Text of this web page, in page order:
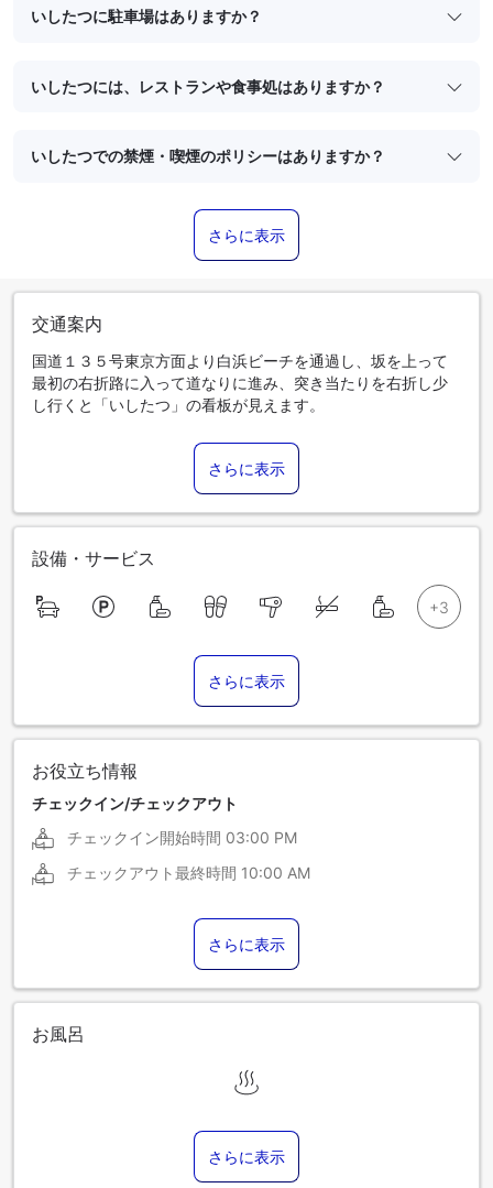
いしたつに駐車場はありますか？
いしたつには、レストランや食事処はありますか？
いしたつでの禁煙・喫煙のポリシーはありますか？
さらに表示
交通案内
国道１３５号東京方面より白浜ビーチを通過し、坂を上って
最初の右折路に入って道なりに進み、突き当たりを右折し少
し行くと「いしたつ」の看板が見えます。
さらに表示
設備・サービス
さらに表示
お役立ち情報
チェックイン/チェックアウト
チェックイン開始時間 03:00 PM
チェックアウト最終時間 10:00 AM
さらに表示
お風呂
さらに表示